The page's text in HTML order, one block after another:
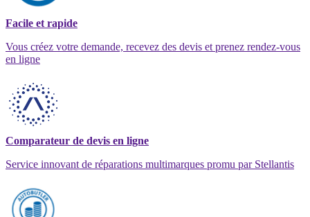
Facile et rapide
Vous créez votre demande, recevez des devis et prenez rendez-vous
en ligne
Comparateur de devis en ligne
Service innovant de réparations multimarques promu par Stellantis